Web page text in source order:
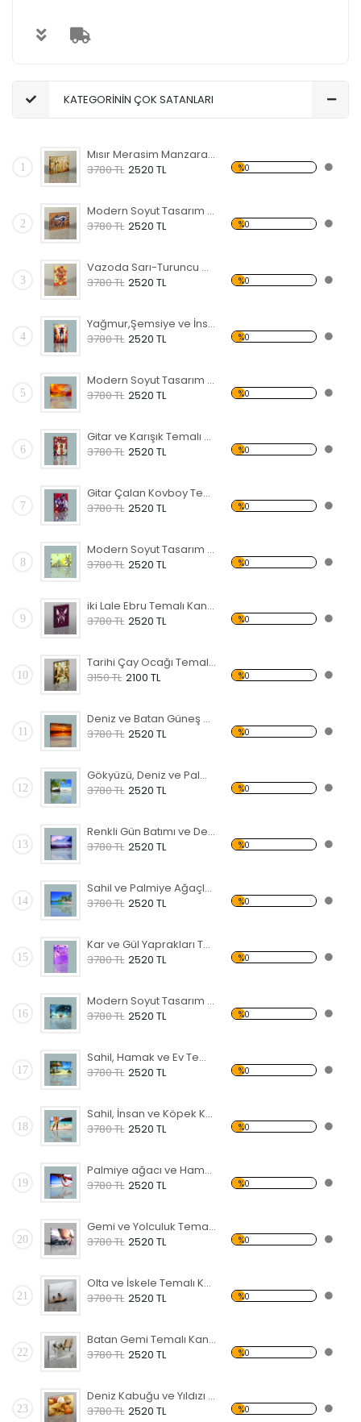
KATEGORİNİN ÇOK SATANLARI
1
Mısır Merasim Manzaralı Kanvas Tablo
3780 TL 2520 TL %0
2
Modern Soyut Tasarım 37 Kanvas Tablo
3780 TL 2520 TL %0
3
Vazoda Sarı-Turuncu Çiçekler Kanvas Tablo
3780 TL 2520 TL %0
4
Yağmur,Şemsiye ve İnsanlar Kanvas Tablo
3780 TL 2520 TL %0
5
Modern Soyut Tasarım 36 Kanvas Tablo
3780 TL 2520 TL %0
6
Gitar ve Karışık Temalı Kanvas Tablo
3780 TL 2520 TL %0
7
Gitar Çalan Kovboy Temalı Kanvas Tablo
3780 TL 2520 TL %0
8
Modern Soyut Tasarım 42 Kanvas Tablo
3780 TL 2520 TL %0
9
iki Lale Ebru Temalı Kanvas Tablo
3780 TL 2520 TL %0
10
Tarihi Çay Ocağı Temalı Kanvas Tablo
3150 TL 2100 TL %0
11
Deniz ve Batan Güneş Kanvas Tablo
3780 TL 2520 TL %0
12
Gökyüzü, Deniz ve Palmiyeler Kanvas Tablo
3780 TL 2520 TL %0
13
Renkli Gün Batımı ve Deniz Kanvas Tablo
3780 TL 2520 TL %0
14
Sahil ve Palmiye Ağaçları Kanvas Tablo
3780 TL 2520 TL %0
15
Kar ve Gül Yaprakları Temalı Kanvas Tablo
3780 TL 2520 TL %0
16
Modern Soyut Tasarım 28 Kanvas Tablo
3780 TL 2520 TL %0
17
Sahil, Hamak ve Ev Temalı Kanvas Tablo
3780 TL 2520 TL %0
18
Sahil, İnsan ve Köpek Kanvas Tablo
3780 TL 2520 TL %0
19
Palmiye ağacı ve Hamak Kanvas Tablo
3780 TL 2520 TL %0
20
Gemi ve Yolculuk Temalı Kanvas Tablo
3780 TL 2520 TL %0
21
Olta ve İskele Temalı Kanvas Tablo
3780 TL 2520 TL %0
22
Batan Gemi Temalı Kanvas Tablo
3780 TL 2520 TL %0
23
Deniz Kabuğu ve Yıldızı Kanvas Tablo
3780 TL 2520 TL %0